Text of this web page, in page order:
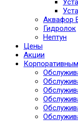
Аквафор
Гидролок
Нептун
Цены
Акции